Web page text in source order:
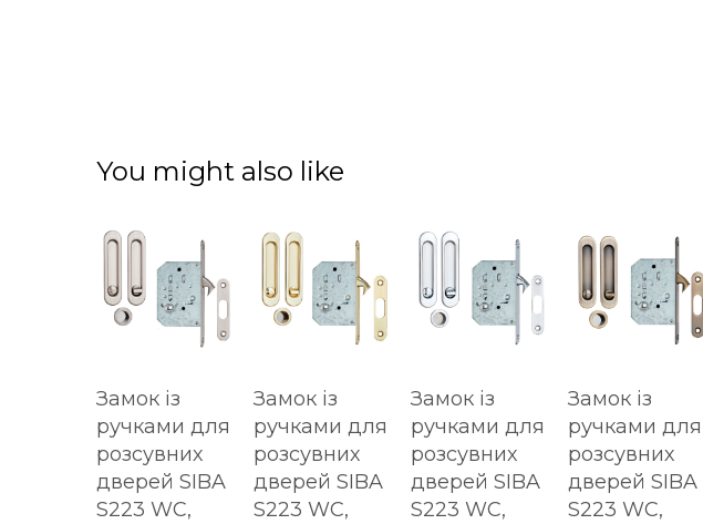
You might also like
Замок із
ручками для
розсувних
дверей SIBA
S223 WC,
Замок із
ручками для
розсувних
дверей SIBA
S223 WC,
Замок із
ручками для
розсувних
дверей SIBA
S223 WC,
Замок із
ручками для
розсувних
дверей SIBA
S223 WC,